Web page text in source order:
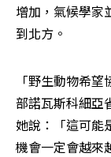
增加，氣候學家
到北方。
「野生動物希
部諾瓦斯科細亞
她說：「這可能
機會一定會越來